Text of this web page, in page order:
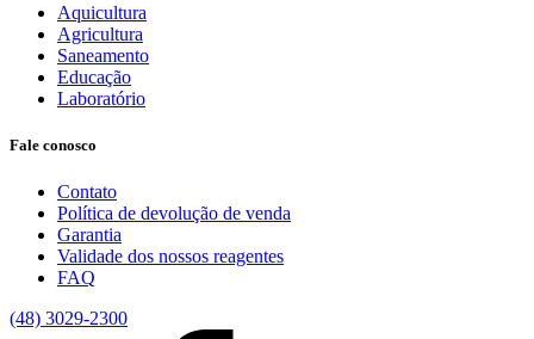
Aquicultura
Agricultura
Saneamento
Educação
Laboratório
Fale conosco
Contato
Política de devolução de venda
Garantia
Validade dos nossos reagentes
FAQ
(48) 3029-2300